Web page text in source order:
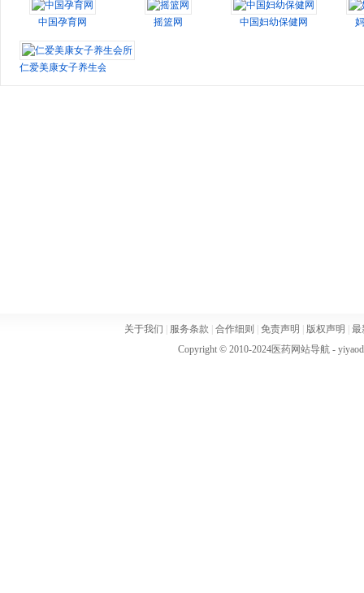
中国孕育网 摇篮网 中国妇幼保健网
仁爱美康女子养生会所
关于我们 服务条款 合作细则 免责声明 版权声明
最
Copyright © 2010-2024医药网站导航-